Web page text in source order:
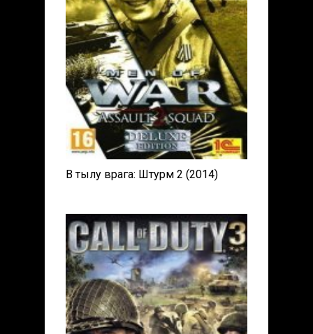
В тылу врага: Штурм 2 (2014)